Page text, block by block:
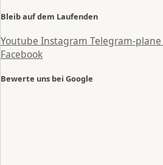
Bleib auf dem Laufenden
Youtube Instagram Telegram-plane
Facebook
Bewerte uns bei Google